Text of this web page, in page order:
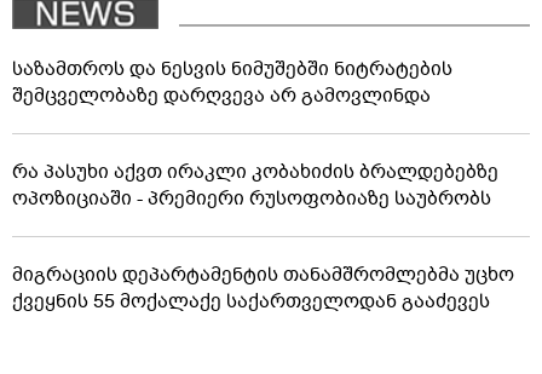
საზამთროს და ნესვის ნიმუშებში ნიტრატების
შემცველობაზე დარღვევა არ გამოვლინდა
რა პასუხი აქვთ ირაკლი კობახიძის ბრალდებებზე
ოპოზიციაში - პრემიერი რუსოფობიაზე საუბრობს
მიგრაციის დეპარტამენტის თანამშრომლებმა უცხო
ქვეყნის 55 მოქალაქე საქართველოდან გააძევეს